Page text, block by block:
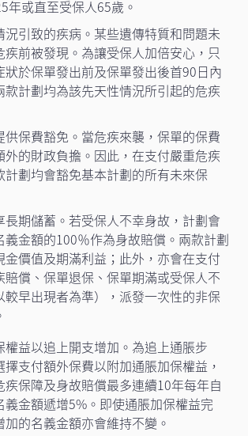
年或直至受保人65歲。
況引致的疾病。某些遺傳特質和問題未
疾前被發現。為讓受保人加倍安心，只
狀於保單發出前及保單發出後首90日內
款計劃均為該先天性情況所引起的危疾
供保費豁免。當危疾來襲，保單的保費
外的財政負擔。因此，在支付嚴重危疾
計劃均會豁免基本計劃的所有未來保
長期儲蓄。若受保人不幸身故，計劃會
義金額的100％作為身故賠償。兩款計劃
金價值及期滿利益；此外，亦會在支付
賠償、保單退保、保單期滿或受保人不
較早出現者為準），派發一次性的非保
權益以追上開支增加。為追上通脹步
擇支付額外保費以附加通脹加保權益，
疾保障及身故賠償最多連續10年每年自
義金額遞增5%。即使通脹加保權益完
的名義金額亦會維持不變。